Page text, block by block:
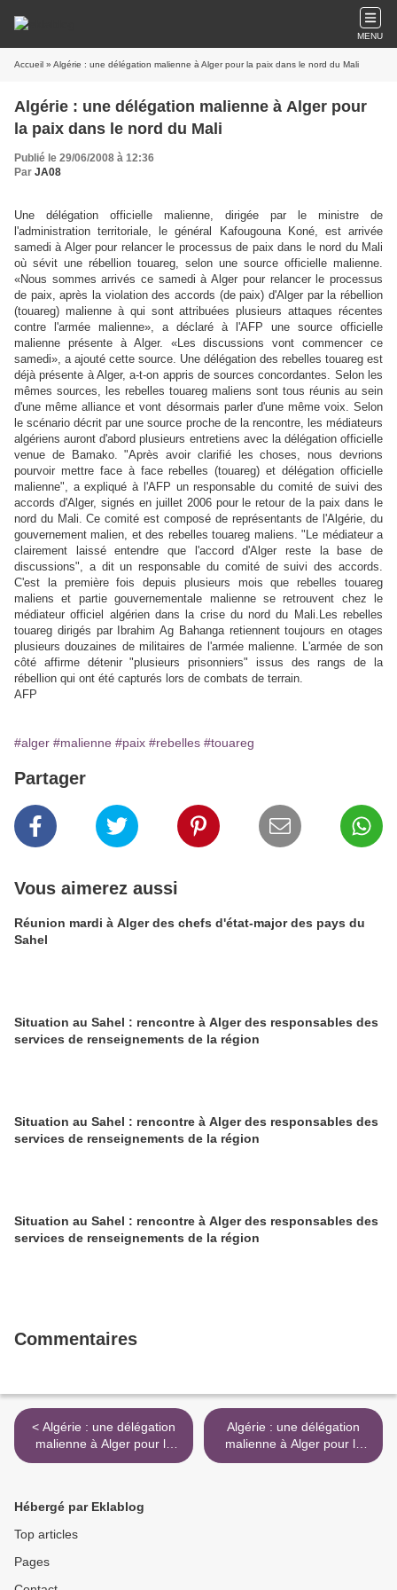
MENU
Accueil » Algérie : une délégation malienne à Alger pour la paix dans le nord du Mali
Algérie : une délégation malienne à Alger pour
la paix dans le nord du Mali
Publié le 29/06/2008 à 12:36
Par JA08
Une délégation officielle malienne, dirigée par le ministre de
l'administration territoriale, le général Kafougouna Koné, est arrivée
samedi à Alger pour relancer le processus de paix dans le nord du Mali
où sévit une rébellion touareg, selon une source officielle malienne.
«Nous sommes arrivés ce samedi à Alger pour relancer le processus
de paix, après la violation des accords (de paix) d'Alger par la rébellion
(touareg) malienne à qui sont attribuées plusieurs attaques récentes
contre l'armée malienne», a déclaré à l'AFP une source officielle
malienne présente à Alger. «Les discussions vont commencer ce
samedi», a ajouté cette source. Une délégation des rebelles touareg est
déjà présente à Alger, a-t-on appris de sources concordantes. Selon les
mêmes sources, les rebelles touareg maliens sont tous réunis au sein
d'une même alliance et vont désormais parler d'une même voix. Selon
le scénario décrit par une source proche de la rencontre, les médiateurs
algériens auront d'abord plusieurs entretiens avec la délégation officielle
venue de Bamako. "Après avoir clarifié les choses, nous devrions
pourvoir mettre face à face rebelles (touareg) et délégation officielle
malienne", a expliqué à l'AFP un responsable du comité de suivi des
accords d'Alger, signés en juillet 2006 pour le retour de la paix dans le
nord du Mali. Ce comité est composé de représentants de l'Algérie, du
gouvernement malien, et des rebelles touareg maliens. "Le médiateur a
clairement laissé entendre que l'accord d'Alger reste la base de
discussions", a dit un responsable du comité de suivi des accords.
C'est la première fois depuis plusieurs mois que rebelles touareg
maliens et partie gouvernementale malienne se retrouvent chez le
médiateur officiel algérien dans la crise du nord du Mali.Les rebelles
touareg dirigés par Ibrahim Ag Bahanga retiennent toujours en otages
plusieurs douzaines de militaires de l'armée malienne. L'armée de son
côté affirme détenir "plusieurs prisonniers" issus des rangs de la
rébellion qui ont été capturés lors de combats de terrain.
AFP
#alger #malienne #paix #rebelles #touareg
Partager
Vous aimerez aussi
Réunion mardi à Alger des chefs d'état-major des pays du
Sahel
Situation au Sahel : rencontre à Alger des responsables des
services de renseignements de la région
Situation au Sahel : rencontre à Alger des responsables des
services de renseignements de la région
Situation au Sahel : rencontre à Alger des responsables des
services de renseignements de la région
Commentaires
< Algérie : une délégation
malienne à Alger pour la
paix dans le nord du Mali
Algérie : une délégation
malienne à Alger pour la
paix dans le nord du Mali >
Hébergé par Eklablog
Top articles
Pages